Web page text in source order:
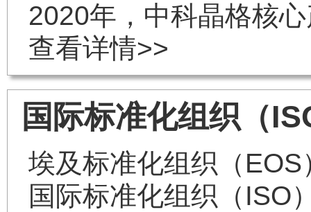
2020年，中科晶格核
查看详情>>
国际标准化组织（
埃及标准化组织（
国际标准化组织（ISO